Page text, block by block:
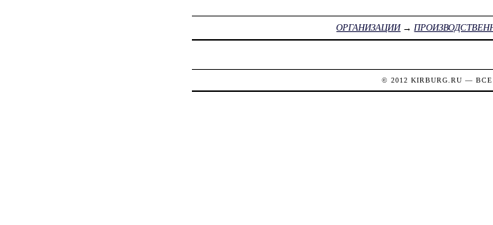
ОРГАНИЗАЦИИ→
© 2012KIRBURG.RU — ВСЕ